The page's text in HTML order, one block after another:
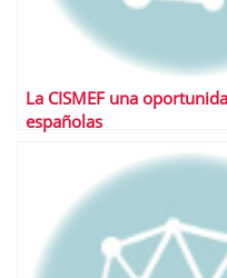
La CISMEF una
españolas